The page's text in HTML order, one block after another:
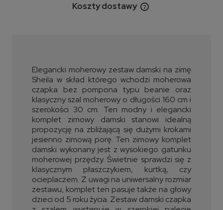
Koszty dostawy
Cena nie zawiera ewentualnych kosztów płatności
Elegancki moherowy zestaw damski na zimę
Sheila w skład którego wchodzi moherowa
czapka bez pompona typu beanie oraz
klasyczny szal moherowy o długości 160 cm i
szerokości 30 cm. Ten modny i elegancki
komplet zimowy damski stanowi idealną
propozycję na zbliżającą się dużymi krokami
jesienno zimową porę. Ten zimowy komplet
damski wykonany jest z wysokiego gatunku
moherowej przędzy. Świetnie sprawdzi się z
klasycznym płaszczykiem, kurtką, czy
ocieplaczem. Z uwagi na uniwersalny rozmiar
zestawu, komplet ten pasuje także na głowy
dzieci od 5 roku życia. Zestaw damski czapka